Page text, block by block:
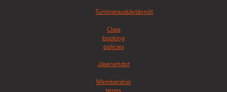
Tuntivarauskäytännöt
Class
booking
policies
Jäsenehdot
Membership